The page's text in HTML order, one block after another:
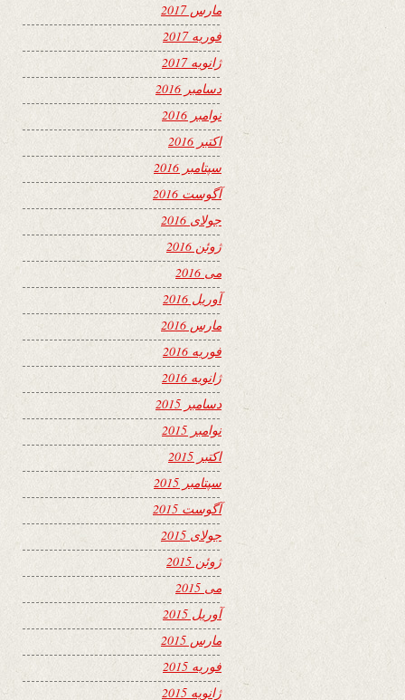
مارس 2017
فوریه 2017
ژانویه 2017
دسامبر 2016
نوامبر 2016
اکتبر 2016
سپتامبر 2016
آگوست 2016
جولای 2016
ژوئن 2016
می 2016
آوریل 2016
مارس 2016
فوریه 2016
ژانویه 2016
دسامبر 2015
نوامبر 2015
اکتبر 2015
سپتامبر 2015
آگوست 2015
جولای 2015
ژوئن 2015
می 2015
آوریل 2015
مارس 2015
فوریه 2015
ژانویه 2015